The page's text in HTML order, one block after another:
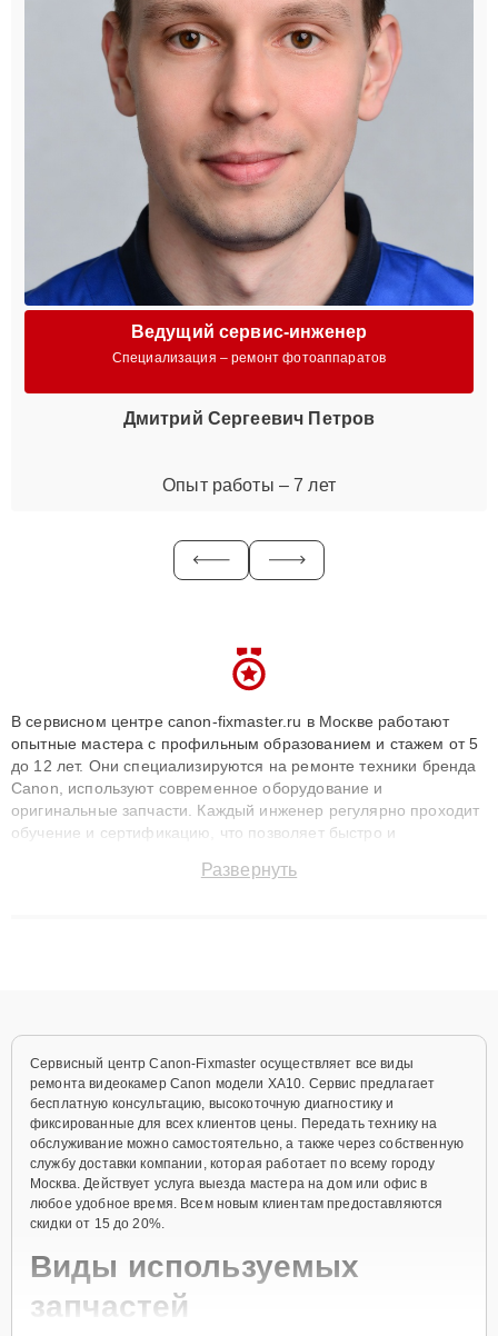
Ведущий сервис-инженер
Специализация – ремонт фотоаппаратов
Дмитрий Сергеевич Петров
Опыт работы – 7 лет
В сервисном центре canon-fixmaster.ru в Москве работают
опытные мастера с профильным образованием и стажем от 5
до 12 лет. Они специализируются на ремонте техники бренда
Canon, используют современное оборудование и
оригинальные запчасти. Каждый инженер регулярно проходит
обучение и сертификацию, что позволяет быстро и
сохранением гарантии до 3 лет. Наши мастера решают
Развернуть
Сервисный центр Canon-Fixmaster осуществляет все виды
ремонта видеокамер Canon модели XA10. Сервис предлагает
бесплатную консультацию, высокоточную диагностику и
фиксированные для всех клиентов цены. Передать технику на
обслуживание можно самостоятельно, а также через собственную
службу доставки компании, которая работает по всему городу
Москва. Действует услуга выезда мастера на дом или офис в
любое удобное время. Всем новым клиентам предоставляются
скидки от 15 до 20%.
Виды используемых
запчастей